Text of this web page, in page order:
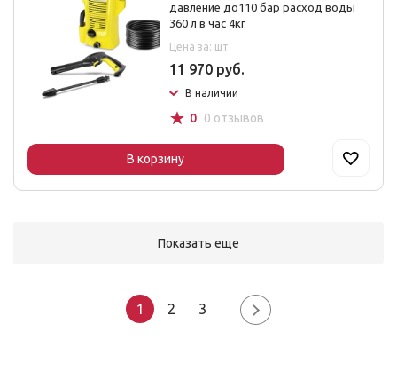
давление до110 бар расход воды
360 л в час 4кг
Цена за: шт
11 970 руб.
В наличии
☆ 0 0 отзывов
В корзину
Показать еще
1 2 3